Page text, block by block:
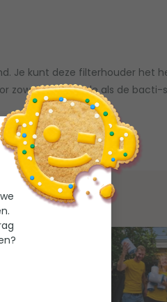
Je kunt deze filterhouder het
zowel de normale als de bacti-